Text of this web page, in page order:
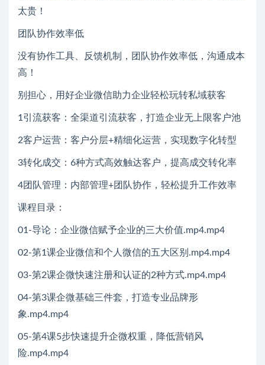
太贵！
团队协作效率低
没有协作工具、反馈机制，团队协作效率低，沟通成本
高！
别担心，用好企业微信助力企业轻松玩转私域获客
1引流获客：全渠道引流获客，打造企业无上限客户池
2客户运营：客户分层+精细化运营，实现数字化转型
3转化成交：6种方式高效触达客户，提高成交转化率
4团队管理：内部管理+团队协作，轻松提升工作效率
课程目录：
01-导论：企业微信赋予企业的三大价值.mp4.mp4
02-第1课企业微信和个人微信的五大区别.mp4.mp4
03-第2课企微快速注册和认证的2种方式.mp4.mp4
04-第3课企微基础三件套，打造专业品牌形
象.mp4.mp4
05-第4课5步快速提升企微权重，降低营销风
险.mp4.mp4